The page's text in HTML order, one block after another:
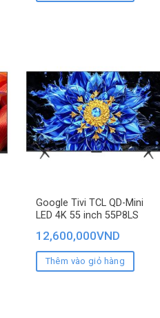
Google Tivi TCL QD-Mini
LED 4K 55 inch 55P8LS
12,600,000VND
Thêm vào giỏ hàng